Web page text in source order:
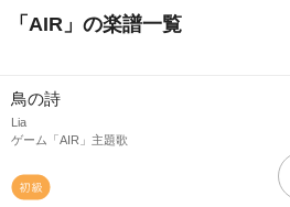
「 AIR 」の楽譜一覧
鳥の詩
Lia
ゲーム「AIR」主題歌